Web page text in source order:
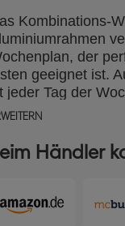
Kombinations-
der
geeignet ist.
jeder Tag der
zusätzlich noch
magnetische
werden.
Marker und
Händler